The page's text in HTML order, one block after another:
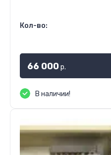
Кол-во:
66 000р.
В наличии!